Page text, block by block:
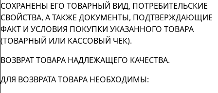
СОХРАНЕНЫ ЕГО ТОВАРНЫЙ ВИД, ПОТРЕБИТЕЛЬСКИЕ
СВОЙСТВА, А ТАКЖЕ ДОКУМЕНТЫ, ПОДТВЕРЖДАЮЩИЕ
ФАКТ И УСЛОВИЯ ПОКУПКИ УКАЗАННОГО ТОВАРА
(ТОВАРНЫЙ ИЛИ КАССОВЫЙ ЧЕК).
ВОЗВРАТ ТОВАРА НАДЛЕЖАЩЕГО КАЧЕСТВА.
ДЛЯ ВОЗВРАТА ТОВАРА НЕОБХОДИМЫ: